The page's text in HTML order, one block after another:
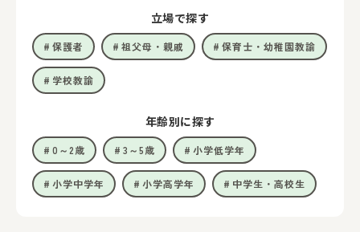
立場で探す
保護者 祖父母・親戚 保育士・幼稚園教諭
学校教諭
年齢別に探す
0～2歳 3～5歳 小学低学年
小学中学年 小学高学年 中学生・高校生